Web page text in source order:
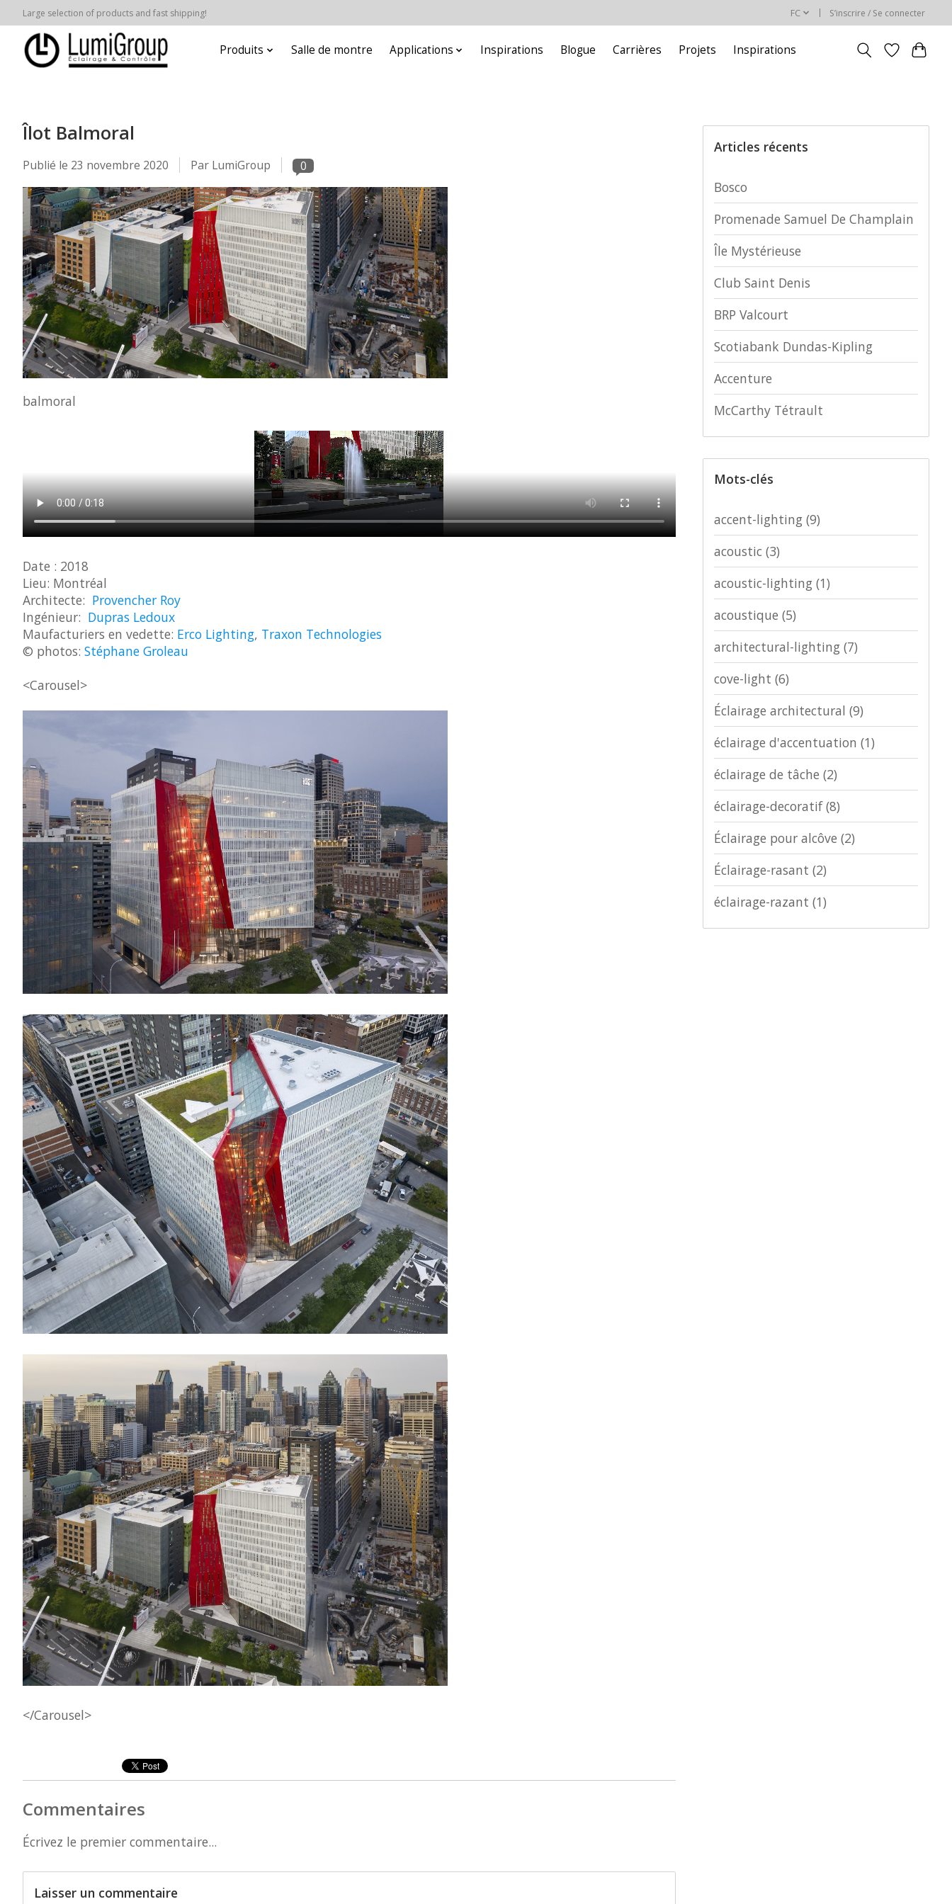
Large selection of products and fast shipping! FC S’inscrire / Se connecter
Produits Salle de montre Applications Inspirations Blogue Carrières Projets Inspirations
Îlot Balmoral
Publié le 23 novembre 2020 Par LumiGroup 0
balmoral
Date : 2018
Lieu: Montréal
Architecte: Provencher Roy
Ingénieur: Dupras Ledoux
Maufacturiers en vedette: Erco Lighting, Traxon Technologies
© photos: Stéphane Groleau
<Carousel>
</Carousel>
Commentaires
Écrivez le premier commentaire...
Laisser un commentaire
Articles récents
Bosco
Promenade Samuel De Champlain
Île Mystérieuse
Club Saint Denis
BRP Valcourt
Scotiabank Dundas-Kipling
Accenture
McCarthy Tétrault
Mots-clés
accent-lighting (9)
acoustic (3)
acoustic-lighting (1)
acoustique (5)
architectural-lighting (7)
cove-light (6)
Éclairage architectural (9)
éclairage d'accentuation (1)
éclairage de tâche (2)
éclairage-decoratif(8)
Éclairage pour alcôve (2)
Éclairage-rasant (2)
éclairage-razant (1)